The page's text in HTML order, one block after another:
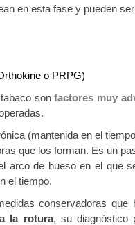
en esta fase y pueden
o PRPG)
tabaco sonfactores muy
(mantenida en el
que los forman. Es un
arco de hueso en el que
el tiempo.
conservadoras que
la rotura, su diagnóstico